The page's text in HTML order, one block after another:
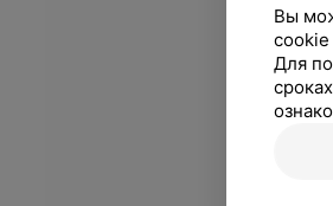
Вы
cookie
Для